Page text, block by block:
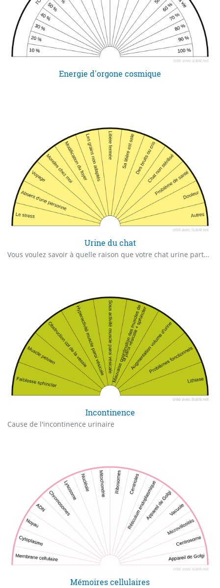
Energie d'orgone cosmique
Urine du chat
Vous voulez savoir à quelle raison que votre chat urine partout et hors litière, par causes.
Incontinence
Cause de l'incontinence urinaire
Mémoires cellulaires